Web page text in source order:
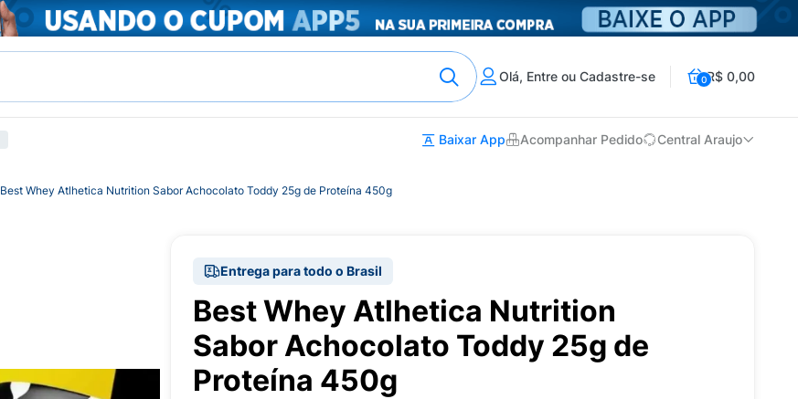
Olá, Entre ou Cadastre-se 0R$ 0,00
Baixar App Acompanhar Pedido Central Araujo
Best Whey Atlhetica Nutrition Sabor Achocolato Toddy 25g de Proteína 450g
Entrega para todo o Brasil
Best Whey Atlhetica Nutrition
Sabor Achocolato Toddy 25g de
Proteína 450g